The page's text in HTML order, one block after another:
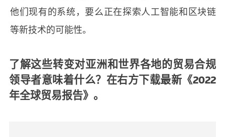
他们现有的系统，要么正在探索人工智能和区块链
等新技术的可能性。
了解这些转变对亚洲和世界各地的贸易合规
领导者意味着什么？在右方下载最新《2022
年全球贸易报告》。